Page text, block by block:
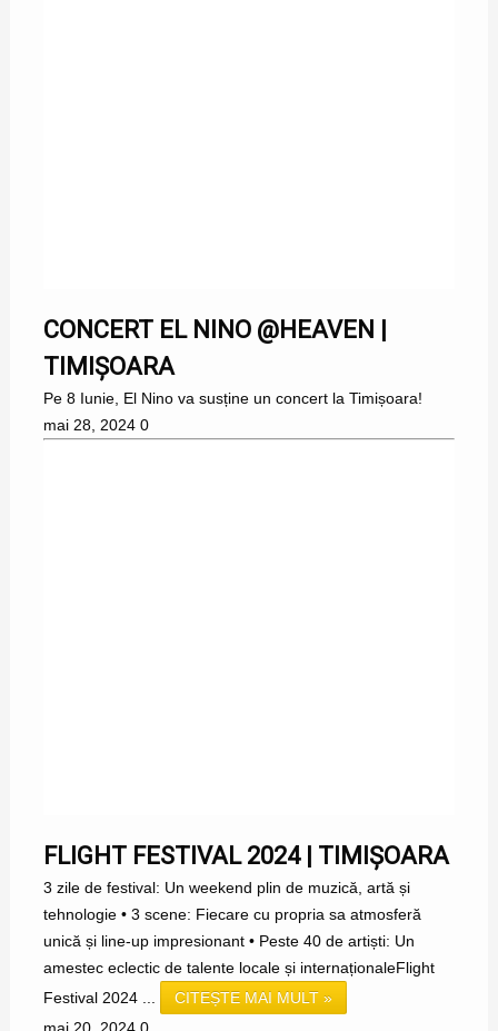
CONCERT EL NINO @HEAVEN |
TIMIȘOARA
Pe 8 Iunie, El Nino va susține un concert la Timișoara!
mai 28, 2024 0
FLIGHT FESTIVAL 2024 | TIMIȘOARA
3 zile de festival: Un weekend plin de muzică, artă și
tehnologie • 3 scene: Fiecare cu propria sa atmosferă
unică și line-up impresionant • Peste 40 de artiști: Un
amestec eclectic de talente locale și internaționaleFlight
Festival 2024 ...
CITEȘTE MAI MULT »